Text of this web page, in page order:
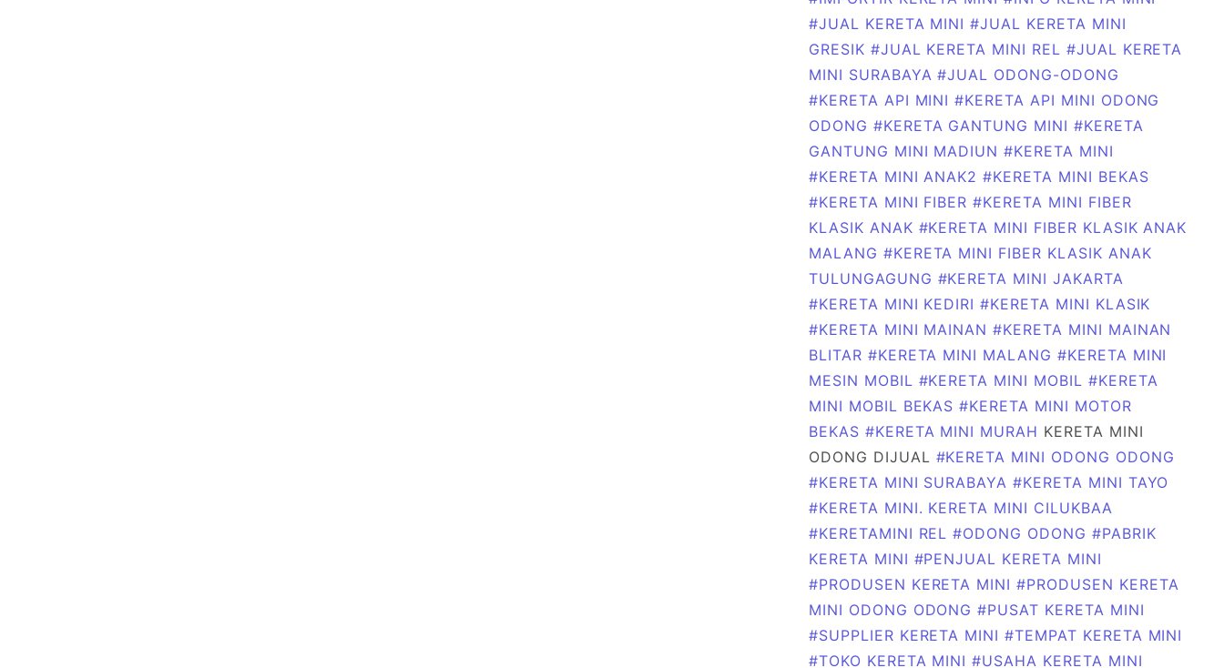
#JUAL KERETA MINI#JUAL KERETA MINI
GRESIK #JUAL KERETA MINI REL #JUAL KERETA
MINI SURABAYA#JUAL ODONG-ODONG
#KERETA API MINI#KERETA API MINI ODONG
ODONG #KERETA GANTUNG MINI #KERETA
GANTUNG MINI MADIUN#KERETA MINI
#KERETA MINI ANAK2#KERETA MINI BEKAS
#KERETA MINI FIBER#KERETA MINI FIBER
KLASIK ANAK #KERETA MINI FIBER KLASIK ANAK
MALANG #KERETA MINI FIBER KLASIK ANAK
TULUNGAGUNG #KERETA MINI JAKARTA
#KERETA MINI KEDIRI#KERETA MINI KLASIK
#KERETA MINI MAINAN#KERETA MINI MAINAN
BLITAR #KERETA MINI MALANG #KERETA MINI
MESIN MOBIL #KERETA MINI MOBIL #KERETA
MINI MOBIL BEKAS#KERETA MINI MOTOR
BEKAS #KERETA MINI MURAH KERETA MINI
ODONG DIJUAL #KERETA MINI ODONG ODONG
#KERETA MINI SURABAYA#KERETA MINI TAYO
#KERETA MINI. KERETA MINI CILUKBAA
#KERETAMINI REL#ODONG ODONG #PABRIK
KERETA MINI #PENJUAL KERETA MINI
#PRODUSEN KERETA MINI#PRODUSEN KERETA
MINI ODONG ODONG#PUSAT KERETA MINI
#SUPPLIER KERETA MINI#TEMPAT KERETA MINI
#TOKO KERETA MINI#USAHA KERETA MINI